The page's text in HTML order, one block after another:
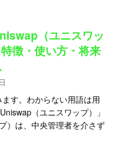
（ユニスワッ
徴・使い方・将来
す。わからない用語は用
（ユニスワップ）」
）は、中央管理者を介さず